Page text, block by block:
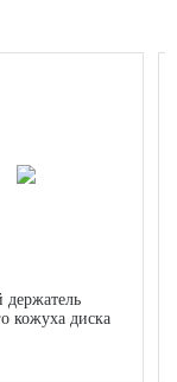
держатель
кожуха диска